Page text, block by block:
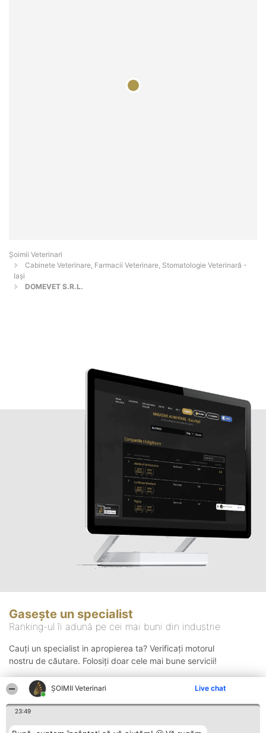
ȘOIMII Veterinari Live chat
23:49
Șoimii Veterinari
Cabinete Veterinare, Farmacii Veterinare, Stomatologie Veterinară -
Iaşi
DOMEVET S.R.L.
Gasește un specialist
Ranking-ul îi adună pe cei mai buni din industrie
Cauți un specialist in apropierea ta? Verificați motorul
nostru de căutare. Folosiți doar cele mai bune servicii!